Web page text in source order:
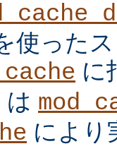
使った
に
は
により